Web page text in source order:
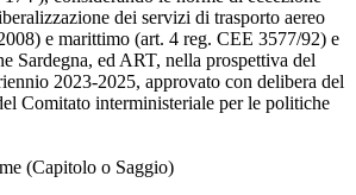
dei servizi di trasporto aereo
e marittimo (art. 4 reg. CEE 3577/92) e
Sardegna, ed ART, nella prospettiva del
2023-2025, approvato con delibera del
Comitato interministeriale per le politiche
(Capitolo o Saggio)